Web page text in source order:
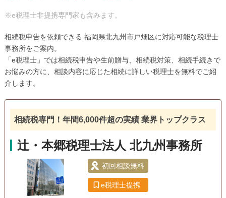
福岡市博多区（3）
福岡市東区（2）
福智町（1） 福津市（2） 豊前市（2） 水巻町（2）
みやこ町（2）
柳川市（1） 八女市（1） 行橋市（2） 吉富町（2）
※e税理士非提携専門家も含みます。
相続税申告を依頼できる 福岡県北九州市戸畑区に対応可能な税理士
事務所をご案内。
「e税理士」では相続税申告や生前贈与、相続税対策、相続手続きで
お悩みの方に、相談内容に応じた相続に詳しい税理士を無料でご紹
介します。
相続税専門！年間6,000件超の実績 業界トップクラス
辻・本郷税理士法人 北九州事務所
初回相談無料
e税理士提携